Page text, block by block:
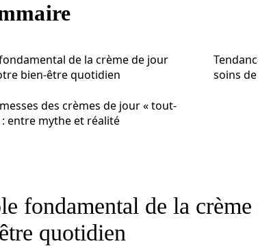
de la crème de jour
bien-être quotidien
des crèmes de jour « tout-
: entre mythe et réalité
soins
fondamental de la
quotidien